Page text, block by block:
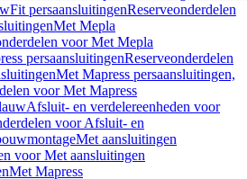
persaansluitingenReserveonderdelen
Met Mepla
voor Met Mepla
persaansluitingenReserveonderdelen
Met Mapress persaansluitingen,
voor Met Mapress
Afsluit- en verdelereenheden voor
voor Afsluit- en
Met aansluitingen
voor Met aansluitingen
Met Mapress